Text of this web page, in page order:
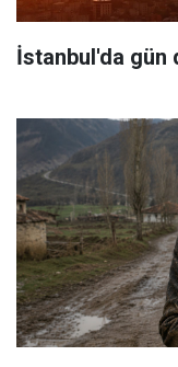
İstanbul'da gün